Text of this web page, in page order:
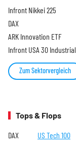
Infront Nikkei 225
DAX
ARK Innovation ETF
Infront USA 30 Industrial
Zum Sektorvergleich
Tops & Flops
DAX US Tech 100